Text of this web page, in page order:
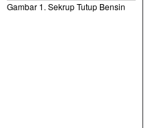
Gambar 1. Sekrup Tutup Bensin